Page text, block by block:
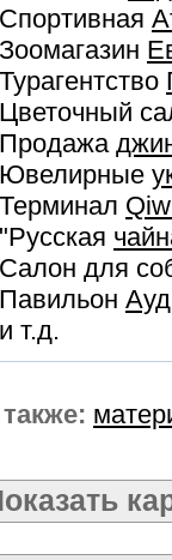
Спортивная
Зоомагазин
Турагентство
Цветочный
Продажа
Ювелирные
Терминал
"Русская
Салон для
Павильон
и т.д.